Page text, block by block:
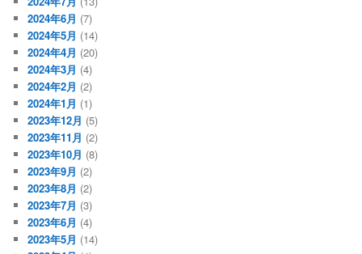
2024年6月 (7)
2024年5月 (14)
2024年4月 (20)
2024年3月 (4)
2024年2月 (2)
2024年1月 (1)
2023年12月 (5)
2023年11月 (2)
2023年10月 (8)
2023年9月 (2)
2023年8月 (2)
2023年7月 (3)
2023年6月 (4)
2023年5月 (14)